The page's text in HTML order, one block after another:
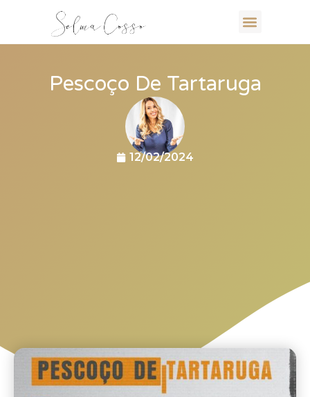
Pescoço De Tartaruga
12/02/2024